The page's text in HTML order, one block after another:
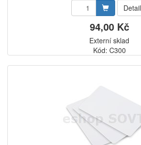
Detail
94,00 Kč
Externí sklad
Kód: C300